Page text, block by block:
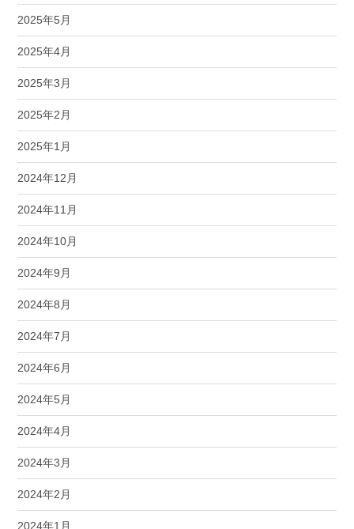
2025年5月
2025年4月
2025年3月
2025年2月
2025年1月
2024年12月
2024年11月
2024年10月
2024年9月
2024年8月
2024年7月
2024年6月
2024年5月
2024年4月
2024年3月
2024年2月
2024年1月